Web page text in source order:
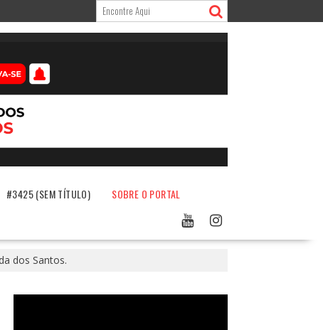
#3425 (SEM TÍTULO) SOBRE O PORTAL
dos Santos.